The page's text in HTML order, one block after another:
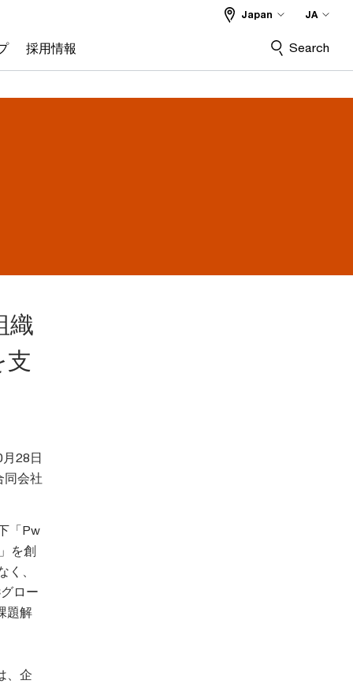
採用情報
Japan JA
Search
織
支
28日
同会社
「Pw
を創
く、
ロー
題解
、企